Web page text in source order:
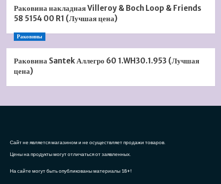
Раковина накладная Villeroy & Boch Loop & Friends
58 5154 00 R1 (Лучшая цена)
Раковины
Раковина Santek Аллегро 60 1.WH30.1.953 (Лучшая
цена)
Сайт не является магазином и не осуществляет продажи товаров.
Цены на продукты могут отличаться от заявленных.
На сайте могут быть опубликованы материалы 18+!